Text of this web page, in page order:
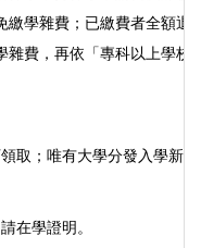
繳學雜費；已繳費者全額退
雜費，再依「專科以上學
取；唯有大學分發入學新
在學證明。